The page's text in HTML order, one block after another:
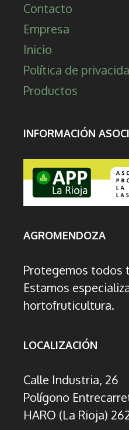
Contacto
Empresa
Inicio
Política de
Productos
INFORMACIÓN
AGROMENDOZA
Protegemos todos
Estamos
hortofruticultura.
LOCALIZACIÓN
Calle Industria, 26
Polígono
HARO (La Rioja)